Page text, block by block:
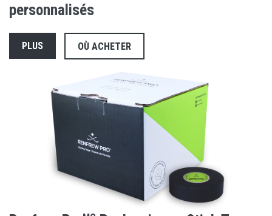
personnalisés
PLUS OÙ ACHETER